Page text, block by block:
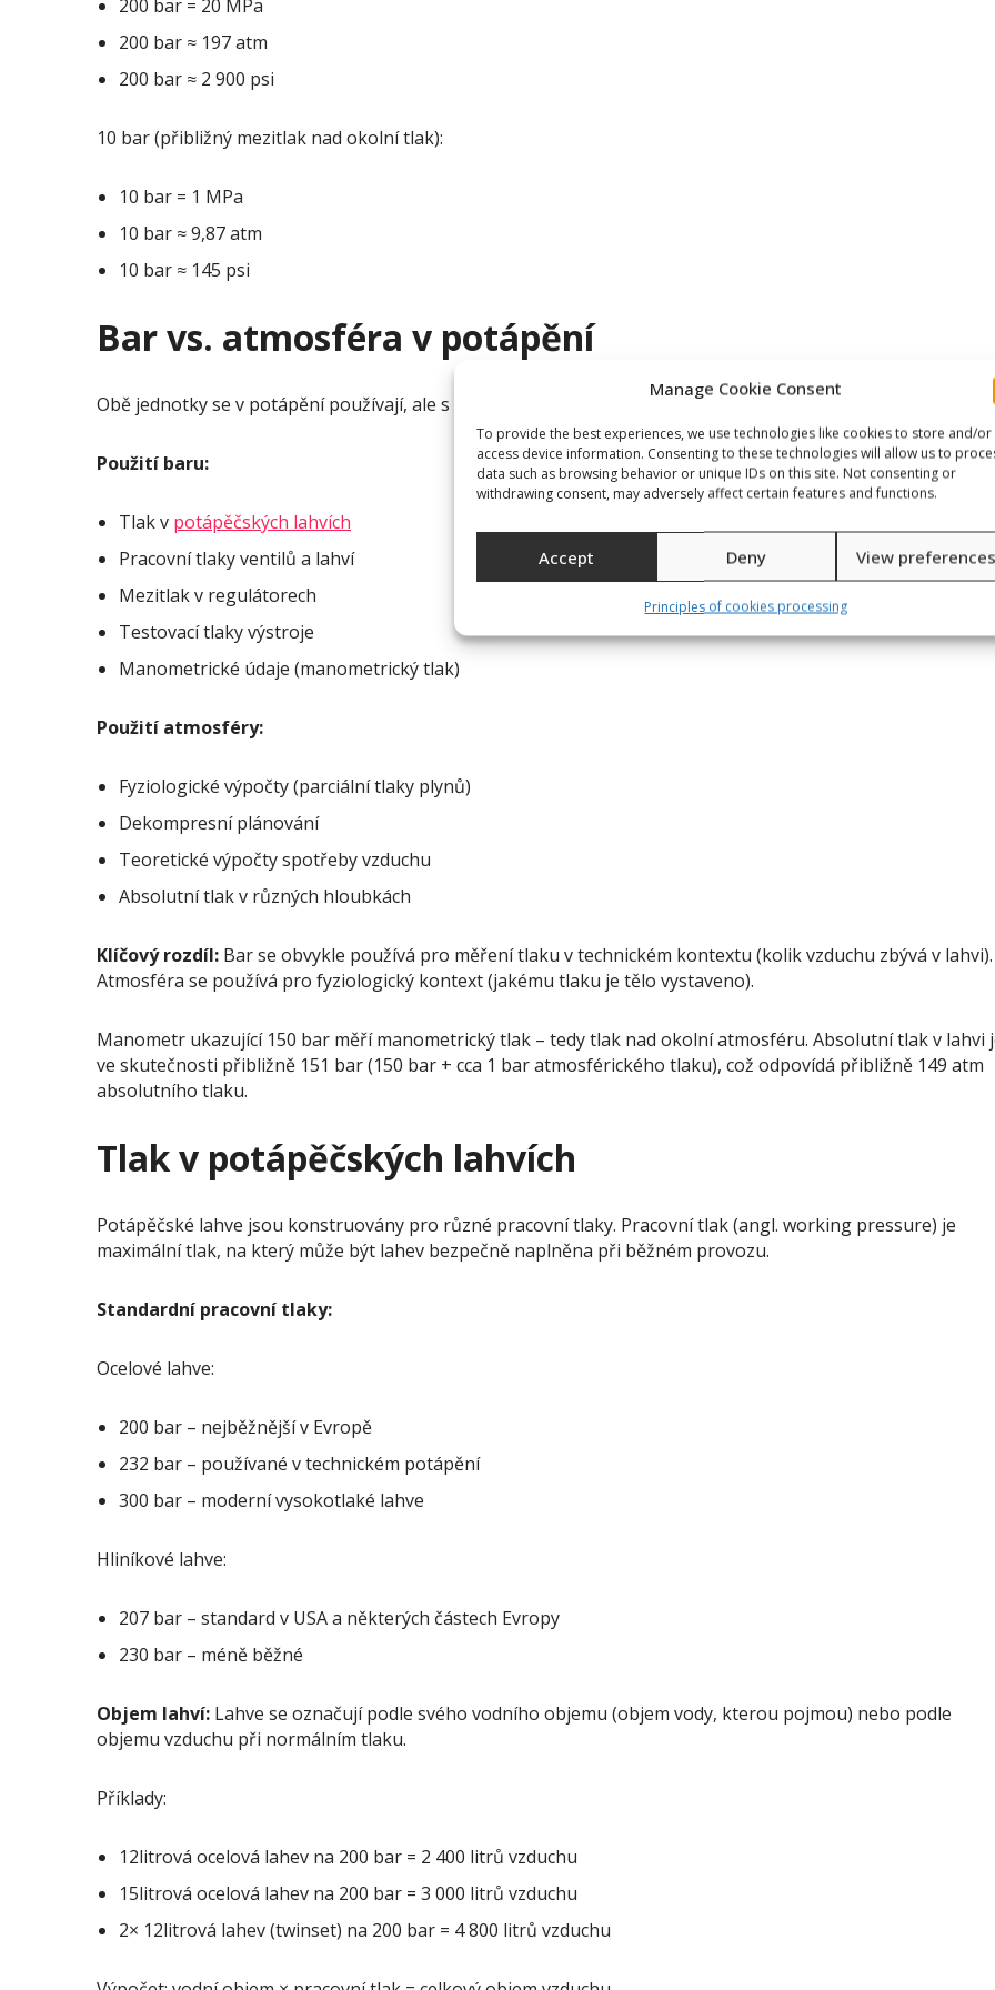
Manage Cookie Consent
To provide the best experiences, we use technologies like cookies to store and/or
access device information. Consenting to these technologies will allow us to
data such as browsing behavior or unique IDs on this site. Not consenting or
withdrawing consent, may adversely affect certain features and functions.
Accept Deny View preferences
Principles of cookies processing
200 bar = 20 MPa
200 bar ≈ 197 atm
200 bar ≈ 2 900 psi
10 bar (přibližný mezitlak nad okolní tlak):
10 bar = 1 MPa
10 bar ≈ 9,87 atm
10 bar ≈ 145 psi
Bar vs. atmosféra v potápění
Obě jednotky se v potápění používají, ale s mírně odlišnými účely.
Použití baru:
Tlak v potápěčských lahvích
Pracovní tlaky ventilů a lahví
Mezitlak v regulátorech
Testovací tlaky výstroje
Manometrické údaje (manometrický tlak)
Použití atmosféry:
Fyziologické výpočty (parciální tlaky plynů)
Dekompresní plánování
Teoretické výpočty spotřeby vzduchu
Absolutní tlak v různých hloubkách
Klíčový rozdíl: Bar se obvykle používá pro měření tlaku v technickém kontextu (kolik vzduchu zbývá v lahvi).
Atmosféra se používá pro fyziologický kontext (jakému tlaku je tělo vystaveno).
Manometr ukazující 150 bar měří manometrický tlak – tedy tlak nad okolní atmosféru. Absolutní tlak v lahvi
ve skutečnosti přibližně 151 bar (150 bar + cca 1 bar atmosférického tlaku), což odpovídá přibližně 149 atm
absolutního tlaku.
Tlak v potápěčských lahvích
Potápěčské lahve jsou konstruovány pro různé pracovní tlaky. Pracovní tlak (angl. working pressure) je
maximální tlak, na který může být lahev bezpečně naplněna při běžném provozu.
Standardní pracovní tlaky:
Ocelové lahve:
200 bar – nejběžnější v Evropě
232 bar – používané v technickém potápění
300 bar – moderní vysokotlaké lahve
Hliníkové lahve:
207 bar – standard v USA a některých částech Evropy
230 bar – méně běžné
Objem lahví: Lahve se označují podle svého vodního objemu (objem vody, kterou pojmou) nebo podle
objemu vzduchu při normálním tlaku.
Příklady:
12litrová ocelová lahev na 200 bar = 2 400 litrů vzduchu
15litrová ocelová lahev na 200 bar = 3 000 litrů vzduchu
2× 12litrová lahev (twinset) na 200 bar = 4 800 litrů vzduchu